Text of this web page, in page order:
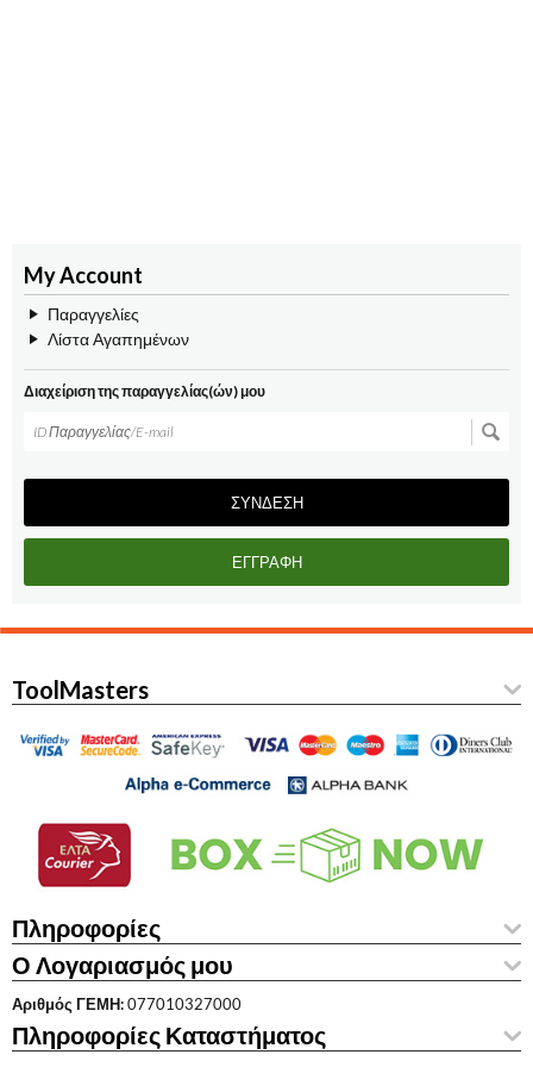
My Account
Παραγγελίες
Λίστα Αγαπημένων
Διαχείριση της παραγγελίας(ών) μου
ΣΎΝΔΕΣΗ
ΕΓΓΡΑΦΉ
ToolMasters
Πληροφορίες
Ο Λογαριασμός μου
Αριθμός ΓΕΜΗ:077010327000
Πληροφορίες Καταστήματος